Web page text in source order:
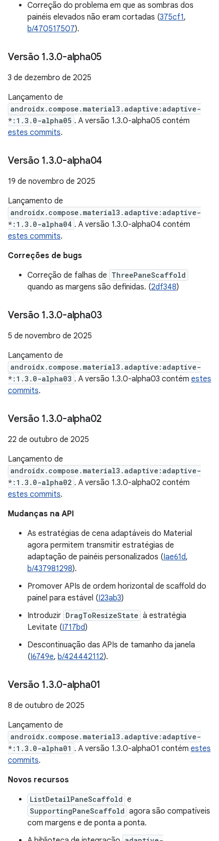
Correção do problema em que as sombras dos
painéis elevados não eram cortadas (375cf1,
b/470517507).
Versão 1.3.0-alpha05
3 de dezembro de 2025
Lançamento de
androidx.compose.material3.adaptive:adaptive-
*:1.3.0-alpha05 . A versão 1.3.0-alpha05 contém
estes commits.
Versão 1.3.0-alpha04
19 de novembro de 2025
Lançamento de
androidx.compose.material3.adaptive:adaptive-
*:1.3.0-alpha04 . A versão 1.3.0-alpha04 contém
estes commits.
Correções de bugs
Correção de falhas de ThreePaneScaffold
quando as margens são definidas. (2df348)
Versão 1.3.0-alpha03
5 de novembro de 2025
Lançamento de
androidx.compose.material3.adaptive:adaptive-
*:1.3.0-alpha03 . A versão 1.3.0-alpha03 contém estes
commits.
Versão 1.3.0-alpha02
22 de outubro de 2025
Lançamento de
androidx.compose.material3.adaptive:adaptive-
*:1.3.0-alpha02 . A versão 1.3.0-alpha02 contém
estes commits.
Mudanças na API
As estratégias de cena adaptáveis do Material
agora permitem transmitir estratégias de
adaptação de painéis personalizados (Iae61d,
b/437981298).
Promover APIs de ordem horizontal de scaffold do
painel para estável (I23ab3)
Introduzir DragToResizeState à estratégia
Levitate (I717bd)
Descontinuação das APIs de tamanho da janela
(I6749e, b/424442112).
Versão 1.3.0-alpha01
8 de outubro de 2025
Lançamento de
androidx.compose.material3.adaptive:adaptive-
*:1.3.0-alpha01 . A versão 1.3.0-alpha01 contém estes
commits.
Novos recursos
ListDetailPaneScaffold e
SupportingPaneScaffold agora são compatíveis
com margens e de ponta a ponta.